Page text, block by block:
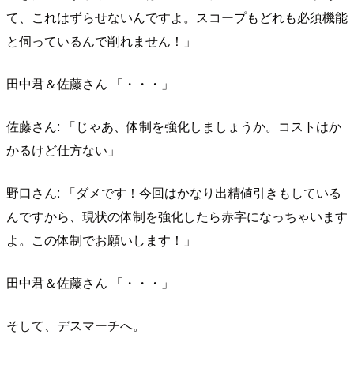
て、これはずらせないんですよ。スコープもどれも必須機能
と伺っているんで削れません！」
田中君＆佐藤さん 「・・・」
佐藤さん: 「じゃあ、体制を強化しましょうか。コストはか
かるけど仕方ない」
野口さん: 「ダメです！今回はかなり出精値引きもしている
んですから、現状の体制を強化したら赤字になっちゃいます
よ。この体制でお願いします！」
田中君＆佐藤さん 「・・・」
そして、デスマーチへ。